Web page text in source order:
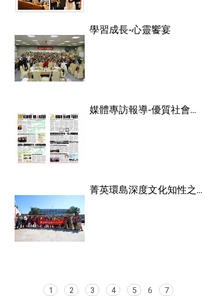
學習成長-心靈饗宴
媒體專訪報導-優質社會企
菁英環島深度文化知性之
1 2 3 4 5 6
7